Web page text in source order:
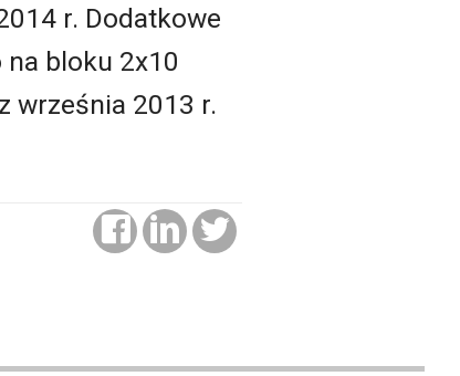
r. Dodatkowe
na bloku 2x10
września 2013 r.